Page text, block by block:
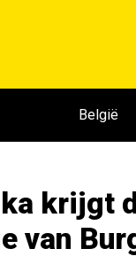
België
krijgt
van